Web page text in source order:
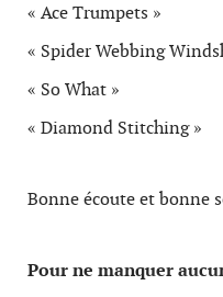
« Ace Trumpets »
« Spider Webbing
« So What »
« Diamond Stitching »
Bonne écoute et bonne
Pour ne manquer